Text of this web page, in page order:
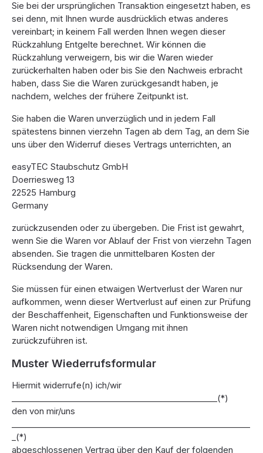
Sie bei der ursprünglichen Transaktion eingesetzt haben, es
sei denn, mit Ihnen wurde ausdrücklich etwas anderes
vereinbart; in keinem Fall werden Ihnen wegen dieser
Rückzahlung Entgelte berechnet. Wir können die
Rückzahlung verweigern, bis wir die Waren wieder
zurückerhalten haben oder bis Sie den Nachweis erbracht
haben, dass Sie die Waren zurückgesandt haben, je
nachdem, welches der frühere Zeitpunkt ist.
Sie haben die Waren unverzüglich und in jedem Fall
spätestens binnen vierzehn Tagen ab dem Tag, an dem Sie
uns über den Widerruf dieses Vertrags unterrichten, an
easyTEC Staubschutz GmbH
Doerriesweg 13
22525 Hamburg
Germany
zurückzusenden oder zu übergeben. Die Frist ist gewahrt,
wenn Sie die Waren vor Ablauf der Frist von vierzehn Tagen
absenden. Sie tragen die unmittelbaren Kosten der
Rücksendung der Waren.
Sie müssen für einen etwaigen Wertverlust der Waren nur
aufkommen, wenn dieser Wertverlust auf einen zur Prüfung
der Beschaffenheit, Eigenschaften und Funktionsweise der
Waren nicht notwendigen Umgang mit ihnen
zurückzuführen ist.
Muster Wiederrufsformular
Hiermit widerrufe(n) ich/wir
__________________________________________________(*)
den von mir/uns
_(*)
abgeschlossenen Vertrag über den Kauf der folgenden